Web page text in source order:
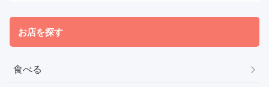
お店を探す
食べる